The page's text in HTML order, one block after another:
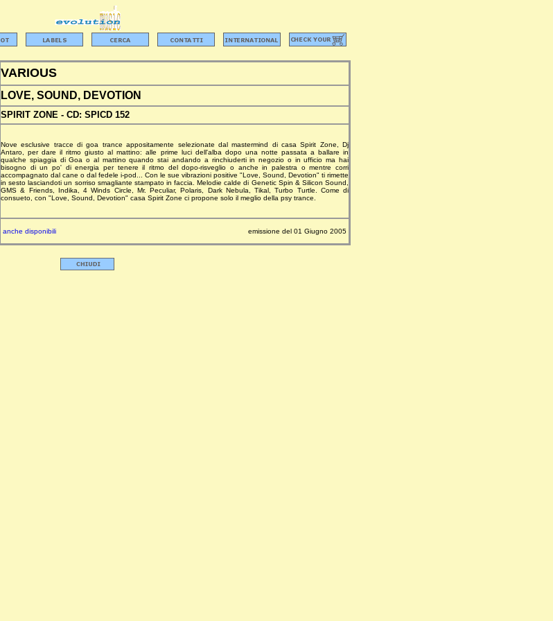
VARIOUS
LOVE, SOUND, DEVOTION
SPIRIT ZONE - CD: SPICD 152
Nove esclusive tracce di goa trance appositamente selezionate dal mastermind di casa Spirit Zone, Dj
Antaro, per dare il ritmo giusto al mattino: alle prime luci dell'alba dopo una notte passata a ballare in
qualche spiaggia di Goa o al mattino quando stai andando a rinchiuderti in negozio o in ufficio ma hai
bisogno di un po' di energia per tenere il ritmo del dopo-risveglio o anche in palestra o mentre corri
accompagnato dal cane o dal fedele i-pod... Con le sue vibrazioni positive "Love, Sound, Devotion" ti rimette
in sesto lasciandoti un sorriso smagliante stampato in faccia. Melodie calde di Genetic Spin & Silicon Sound,
GMS & Friends, Indika, 4 Winds Circle, Mr. Peculiar, Polaris, Dark Nebula, Tikal, Turbo Turtle. Come di
consueto, con "Love, Sound, Devotion" casa Spirit Zone ci propone solo il meglio della psy trance.
anche disponibili emissione del 01 Giugno 2005